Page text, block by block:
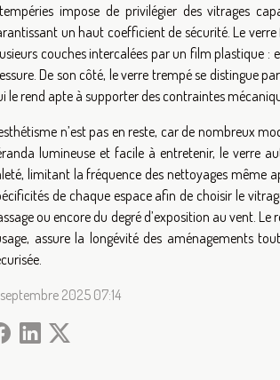
impose de privilégier des vitrages
un haut coefficient de sécurité. Le
couches intercalées par un film plastique :
De son côté, le verre trempé se distingue
le rend apte à supporter des contraintes
n’est pas en reste, car de nombreux
lumineuse et facile à entretenir, le verre
limitant la fréquence des nettoyages même
de chaque espace afin de choisir le
ou encore du degré d’exposition au vent.
assure la longévité des aménagements
2025 07:14